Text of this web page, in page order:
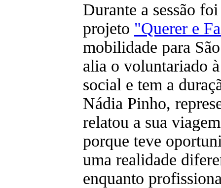
Durante a sessão
projeto "Querer e
mobilidade para
alia o voluntariado
social e tem a
Nádia Pinho,
relatou a sua
porque teve
uma realidade
enquanto